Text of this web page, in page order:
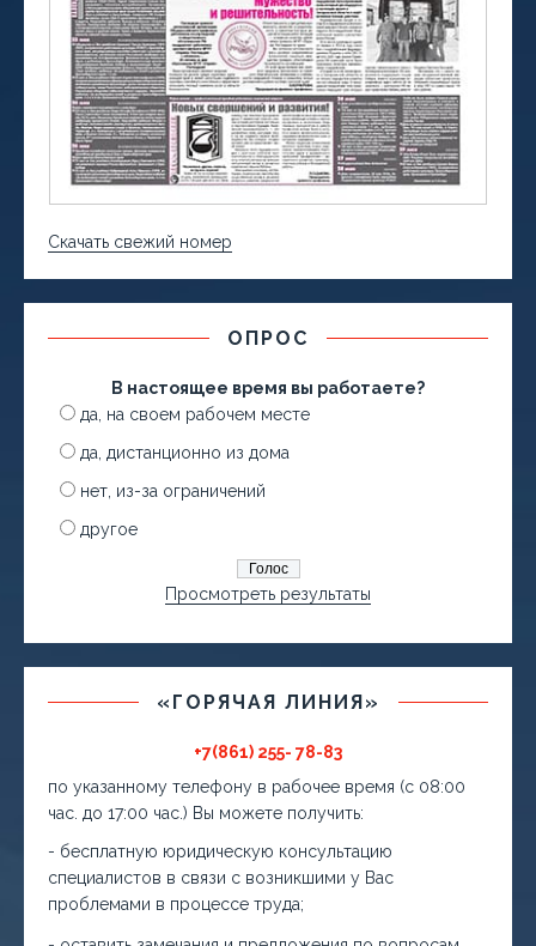
Скачать свежий номер
ОПРОС
В настоящее время вы работаете?
да, на своем рабочем месте
да, дистанционно из дома
нет, из-за ограничений
другое
Просмотреть результаты
«ГОРЯЧАЯ ЛИНИЯ»
+7(861) 255- 78-83
по указанному телефону в рабочее время (с 08:00
час. до 17:00 час.) Вы можете получить:
- бесплатную юридическую консультацию
специалистов в связи с возникшими у Вас
проблемами в процессе труда;